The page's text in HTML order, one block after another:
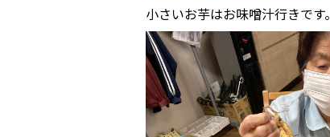
小さいお芋はお味噌汁行きです。